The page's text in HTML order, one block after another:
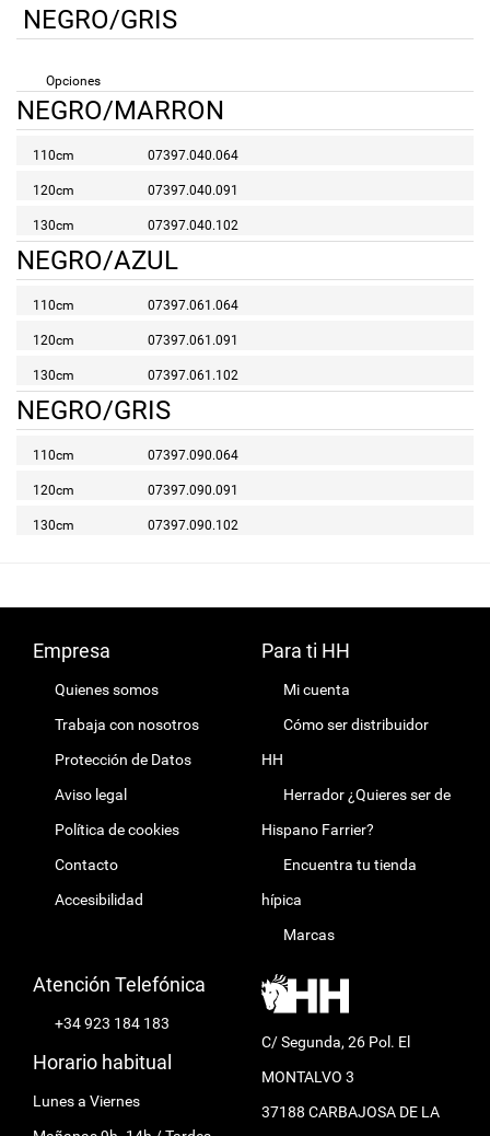
NEGRO/GRIS
Opciones
NEGRO/MARRON
110cm 07397.040.064
120cm 07397.040.091
130cm 07397.040.102
NEGRO/AZUL
110cm 07397.061.064
120cm 07397.061.091
130cm 07397.061.102
NEGRO/GRIS
110cm 07397.090.064
120cm 07397.090.091
130cm 07397.090.102
Empresa
Quienes somos
Trabaja con nosotros
Protección de Datos
Aviso legal
Política de cookies
Contacto
Accesibilidad
Para ti HH
Mi cuenta
Cómo ser distribuidor
HH
Herrador ¿Quieres ser de
Hispano Farrier?
Encuentra tu tienda
hípica
Marcas
Atención Telefónica
+34 923 184 183
Horario habitual
Lunes a Viernes
C/ Segunda, 26 Pol. El
MONTALVO 3
37188 CARBAJOSA DE LA